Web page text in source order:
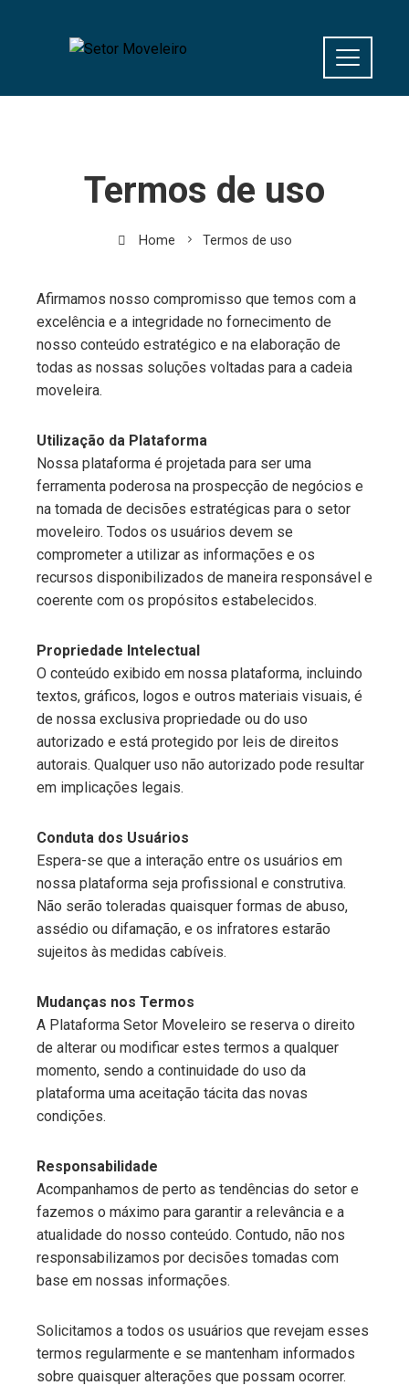
Termos de uso
Home Termos de uso
Afirmamos nosso compromisso que temos com a
excelência e a integridade no fornecimento de
nosso conteúdo estratégico e na elaboração de
todas as nossas soluções voltadas para a cadeia
moveleira.
Utilização da Plataforma
Nossa plataforma é projetada para ser uma
ferramenta poderosa na prospecção de negócios e
na tomada de decisões estratégicas para o setor
moveleiro. Todos os usuários devem se
comprometer a utilizar as informações e os
recursos disponibilizados de maneira responsável e
coerente com os propósitos estabelecidos.
Propriedade Intelectual
O conteúdo exibido em nossa plataforma, incluindo
textos, gráficos, logos e outros materiais visuais, é
de nossa exclusiva propriedade ou do uso
autorizado e está protegido por leis de direitos
autorais. Qualquer uso não autorizado pode resultar
em implicações legais.
Conduta dos Usuários
Espera-se que a interação entre os usuários em
nossa plataforma seja profissional e construtiva.
Não serão toleradas quaisquer formas de abuso,
assédio ou difamação, e os infratores estarão
sujeitos às medidas cabíveis.
Mudanças nos Termos
A Plataforma Setor Moveleiro se reserva o direito
de alterar ou modificar estes termos a qualquer
momento, sendo a continuidade do uso da
plataforma uma aceitação tácita das novas
condições.
Responsabilidade
Acompanhamos de perto as tendências do setor e
fazemos o máximo para garantir a relevância e a
atualidade do nosso conteúdo. Contudo, não nos
responsabilizamos por decisões tomadas com
base em nossas informações.
Solicitamos a todos os usuários que revejam esses
termos regularmente e se mantenham informados
sobre quaisquer alterações que possam ocorrer.